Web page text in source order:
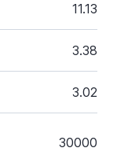
11.13
3.38
3.02
30000